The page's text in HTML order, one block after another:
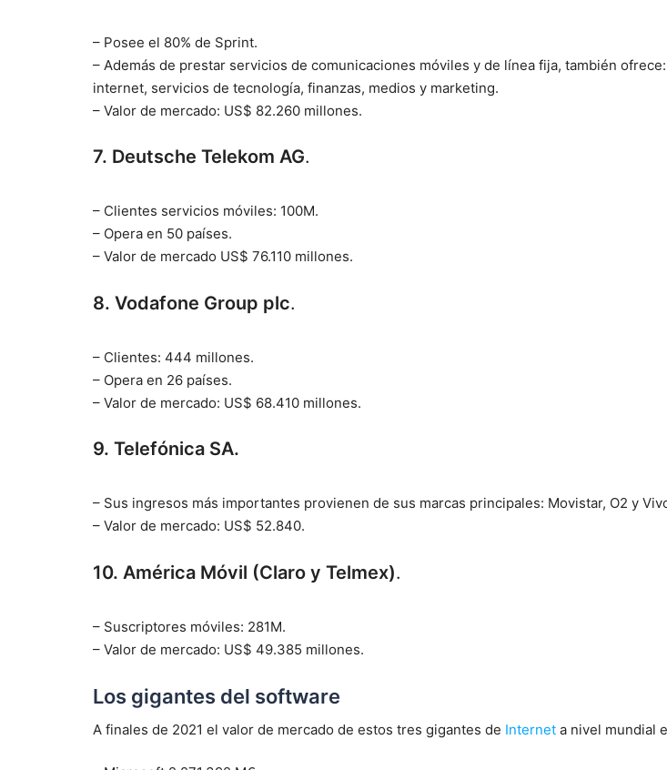
– Posee el 80% de Sprint.
– Además de prestar servicios de comunicaciones móviles y de línea fija, también
internet, servicios de tecnología, finanzas, medios y marketing.
– Valor de mercado: US$ 82.260 millones.
7. Deutsche Telekom AG.
– Clientes servicios móviles: 100M.
– Opera en 50 países.
– Valor de mercado US$ 76.110 millones.
8. Vodafone Group plc.
– Clientes: 444 millones.
– Opera en 26 países.
– Valor de mercado: US$ 68.410 millones.
9. Telefónica SA.
– Sus ingresos más importantes provienen de sus marcas principales: Movistar, O2 y
– Valor de mercado: US$ 52.840.
10. América Móvil (Claro y Telmex).
– Suscriptores móviles: 281M.
– Valor de mercado: US$ 49.385 millones.
Los gigantes del software
A finales de 2021 el valor de mercado de estos tres gigantes de Internet a nivel mundial